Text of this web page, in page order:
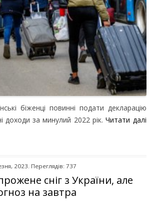
біженці повинні подати декларацію
доходи за минулий 2022 рік.Читати далі
2023. Переглядів: 737
сніг з України, але
на завтра